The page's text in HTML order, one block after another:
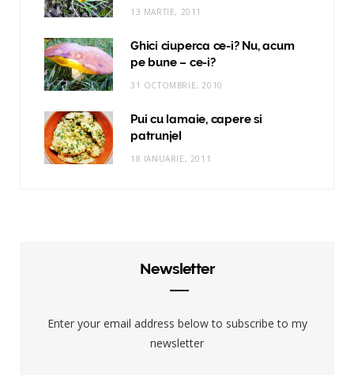
13 MARTIE, 2011
Ghici ciuperca ce-i? Nu, acum
pe bune – ce-i?
31 OCTOMBRIE, 2010
Pui cu lamaie, capere si
patrunjel
18 IANUARIE, 2011
Newsletter
Enter your email address below to subscribe to my
newsletter